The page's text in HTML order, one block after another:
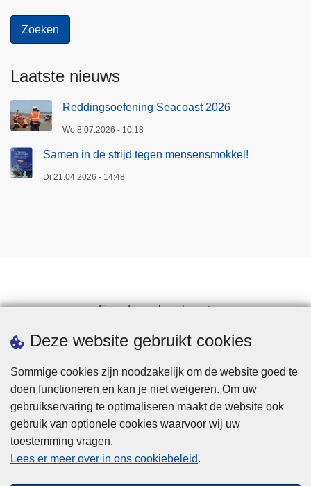
Deze website gebruikt cookies
Sommige cookies zijn noodzakelijk om de website goed te
doen functioneren en kan je niet weigeren. Om uw
gebruikservaring te optimaliseren maakt de website ook
gebruik van optionele cookies waarvoor wij uw
toestemming vragen.
Lees er meer over in ons cookiebeleid.
Laatste nieuws
Reddingsoefening Seacoast 2026
Wo 8.07.2026 - 10:18
Samen in de strijd tegen mensensmokkel!
Di 21.04.2026 - 14:48
Een afspraak maken
Downloads
Privacy